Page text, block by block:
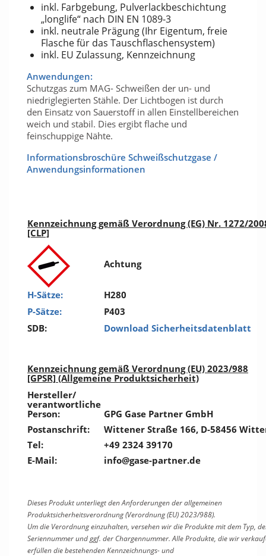
inkl. Farbgebung, Pulverlackbeschichtung
„longlife“ nach DIN EN 1089-3
inkl. neutrale Prägung (Ihr Eigentum, freie
Flasche für das Tauschflaschensystem)
inkl. EU Zulassung, Kennzeichnung
Anwendungen:
Schutzgas zum MAG- Schweißen der un- und
niedriglegierten Stähle. Der Lichtbogen ist durch
den Einsatz von Sauerstoff in allen Einstellbereichen
weich und stabil. Dies ergibt flache und
feinschuppige Nähte.
Informationsbroschüre Schweißschutzgase /
Anwendungsinformationen
Kennzeichnung gemäß Verordnung (EG) Nr. 1272/
[CLP]
Achtung
H-Sätze:
H280
P-Sätze:
P403
SDB:
Download Sicherheitsdatenblatt
Kennzeichnung gemäß Verordnung (EU) 2023/988
[GPSR] (Allgemeine Produktsicherheit)
Hersteller/
verantwortliche
Person:
GPG Gase Partner GmbH
Postanschrift:
Wittener Straße 166, D-58456
Tel:
+49 2324 39170
E-Mail:
info@gase-partner.de
Dieses Produkt unterliegt den Anforderungen der allgemeinen
Produktsicherheitsverordnung (Verordnung (EU) 2023/988).
Um die Verordnung einzuhalten, versehen wir die Produkte mit dem Typ,
Seriennummer und ggf. der Chargennummer. Alle Produkte, die wir
erfüllen die bestehenden Kennzeichnungs- und